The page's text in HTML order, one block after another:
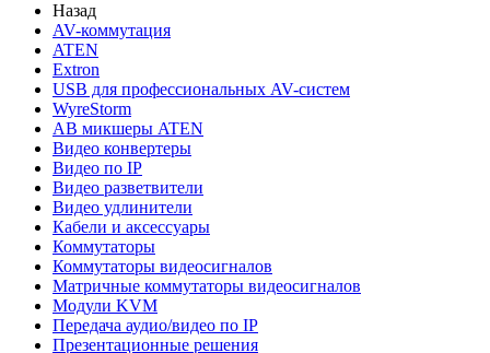
Назад
AV-коммутация
ATEN
Extron
USB для профессиональных AV-систем
WyreStorm
АВ микшеры ATEN
Видео конвертеры
Видео по IP
Видео разветвители
Видео удлинители
Кабели и аксессуары
Коммутаторы
Коммутаторы видеосигналов
Матричные коммутаторы видеосигналов
Модули KVM
Передача аудио/видео по IP
Презентационные решения